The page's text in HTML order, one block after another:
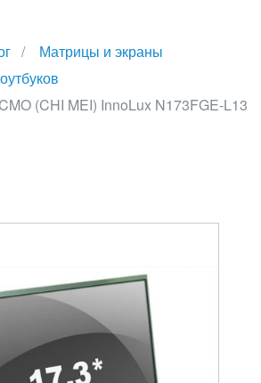
Матрицы и экраны
(CHI MEI) InnoLux N173FGE-L13